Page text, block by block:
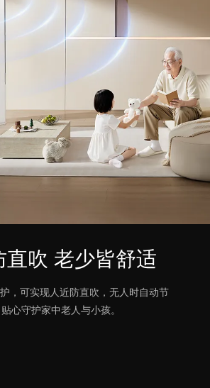
直吹 老少皆舒适
，可实现人近防直吹，无人时自动节
心守护家中老人与小孩。